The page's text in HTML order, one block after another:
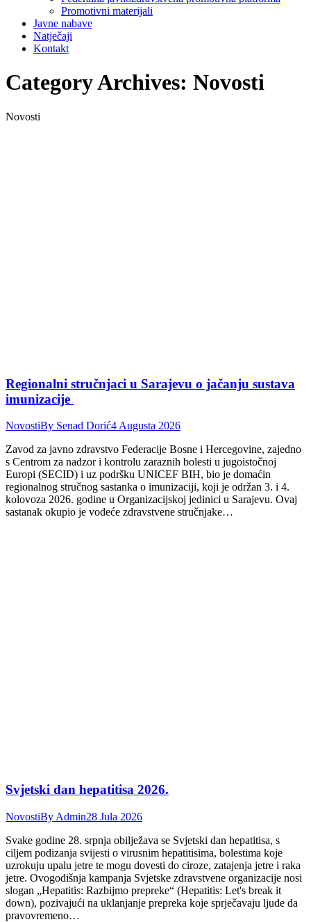
Promotivni materijali
Javne nabave
Natječaji
Kontakt
Category Archives: Novosti
Novosti
Regionalni stručnjaci u Sarajevu o jačanju sustava
imunizacije
NovostiBy Senad Dorić4 Augusta 2026
Zavod za javno zdravstvo Federacije Bosne i Hercegovine, zajedno
s Centrom za nadzor i kontrolu zaraznih bolesti u jugoistočnoj
Europi (SECID) i uz podršku UNICEF BIH, bio je domaćin
regionalnog stručnog sastanka o imunizaciji, koji je održan 3. i 4.
kolovoza 2026. godine u Organizacijskoj jedinici u Sarajevu. Ovaj
sastanak okupio je vodeće zdravstvene stručnjake…
Svjetski dan hepatitisa 2026.
NovostiBy Admin28 Jula 2026
Svake godine 28. srpnja obilježava se Svjetski dan hepatitisa, s
ciljem podizanja svijesti o virusnim hepatitisima, bolestima koje
uzrokuju upalu jetre te mogu dovesti do ciroze, zatajenja jetre i raka
jetre. Ovogodišnja kampanja Svjetske zdravstvene organizacije nosi
slogan „Hepatitis: Razbijmo prepreke“ (Hepatitis: Let's break it
down), pozivajući na uklanjanje prepreka koje sprječavaju ljude da
pravovremeno…